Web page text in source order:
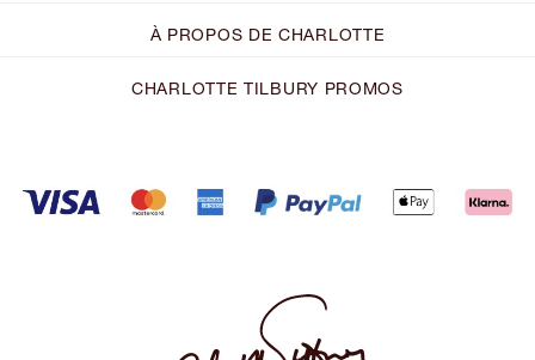
À PROPOS DE CHARLOTTE
CHARLOTTE TILBURY PROMOS